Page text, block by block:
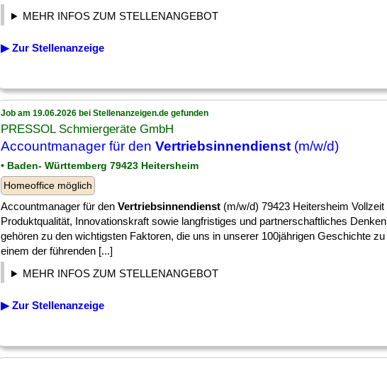
MEHR INFOS ZUM STELLENANGEBOT
▶ Zur Stellenanzeige
Job am 19.06.2026 bei Stellenanzeigen.de gefunden
PRESSOL Schmiergeräte GmbH
Accountmanager für den Vertriebsinnendienst (m/w/d)
• Baden- Württemberg 79423 Heitersheim
Homeoffice möglich
Accountmanager für den Vertriebsinnendienst (m/w/d) 79423 Heitersheim Vollzeit
Produktqualität, Innovationskraft sowie langfristiges und partnerschaftliches Denken
gehören zu den wichtigsten Faktoren, die uns in unserer 100jährigen Geschichte zu
einem der führenden [...]
MEHR INFOS ZUM STELLENANGEBOT
▶ Zur Stellenanzeige